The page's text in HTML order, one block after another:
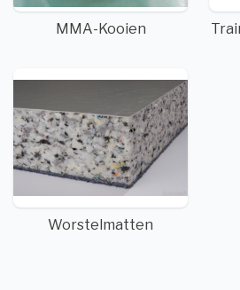
MMA-Kooien
Worstelmatten